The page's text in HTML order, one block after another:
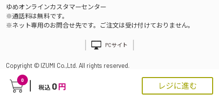
0
税込 0 円 レジに進む
ゆめオンラインカスタマーセンター
※通話料は無料です。
※ネット専用のお問合せ先です。ご注文は受け付けておりません。
PCサイト
Copyright © IZUMI Co.,Ltd. All rights reserved.